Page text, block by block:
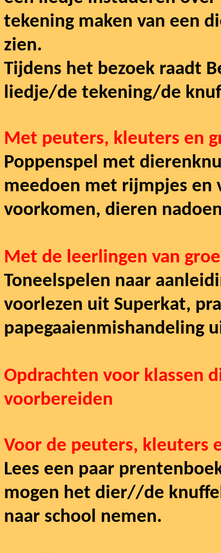
tekening maken van een
zien.
Tijdens het bezoek raadt
liedje/de tekening/de
Met peuters, kleuters en
Poppenspel met
meedoen met rijmpjes en
voorkomen, dieren
Met de leerlingen van
Toneelspelen naar
voorlezen uit Superkat,
papegaaienmishandeling
Opdrachten voor klassen
voorbereiden
Voor de peuters, kleuters
Lees een paar
mogen het dier//de
naar school nemen.